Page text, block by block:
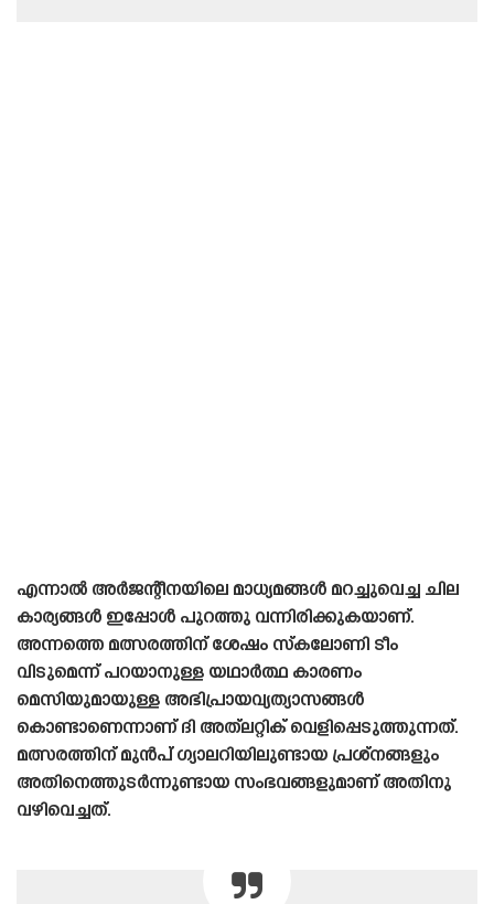
എന്നാൽ അർജന്റീനയിലെ മാധ്യമങ്ങൾ മറച്ചുവെച്ച ചില
കാര്യങ്ങൾ ഇപ്പോൾ പുറത്തു വന്നിരിക്കുകയാണ്.
അന്നത്തെ മത്സരത്തിന് ശേഷം സ്‌കലോണി ടീം
വിടുമെന്ന് പറയാനുള്ള യഥാർത്ഥ കാരണം
മെസിയുമായുള്ള അഭിപ്രായവ്യത്യാസങ്ങൾ
കൊണ്ടാണെന്നാണ് ദി അത്‌ലറ്റിക് വെളിപ്പെടുത്തുന്നത്.
മത്സരത്തിന് മുൻപ് ഗ്യാലറിയിലുണ്ടായ പ്രശ്‌നങ്ങളും
അതിനെത്തുടർന്നുണ്ടായ സംഭവങ്ങളുമാണ് അതിനു
വഴിവെച്ചത്.